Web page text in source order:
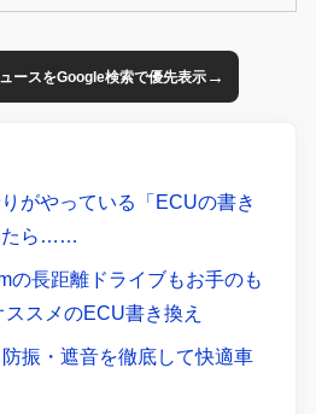
ースをGoogle検索で優先表示→
がやっている「ECUの書き
たら……
の長距離ドライブもお手のも
スメのECU書き換え
振・遮音を徹底して快適車